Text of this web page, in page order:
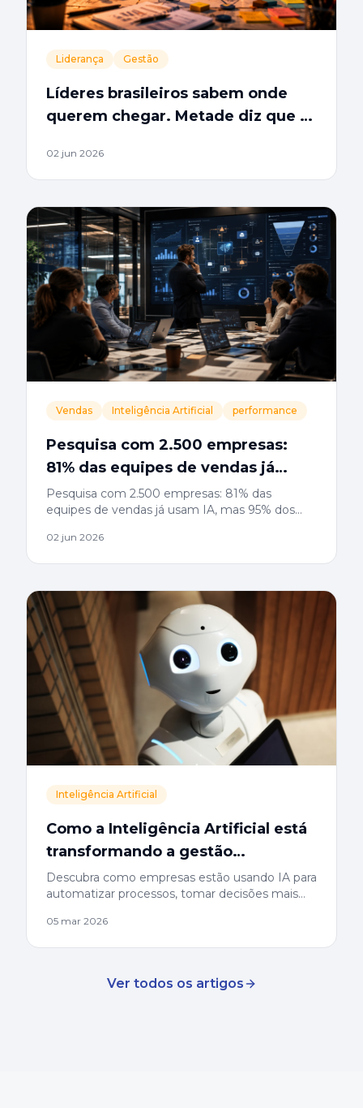
Liderança Gestão
Líderes brasileiros sabem onde
querem chegar. Metade diz que o
02 jun 2026
Vendas Inteligência Artificial performance
Pesquisa com 2.500 empresas:
81% das equipes de vendas já
usam IA, mas 95% dos projetos
não entregam resultado
Pesquisa com 2.500 empresas: 81% das
equipes de vendas já usam IA, mas 95% dos
02 jun 2026
Inteligência Artificial
Como a Inteligência Artificial está
transformando a gestão
empresarial
Descubra como empresas estão usando IA para
automatizar processos, tomar decisões mais
equipes.
05 mar 2026
Ver todos os artigos